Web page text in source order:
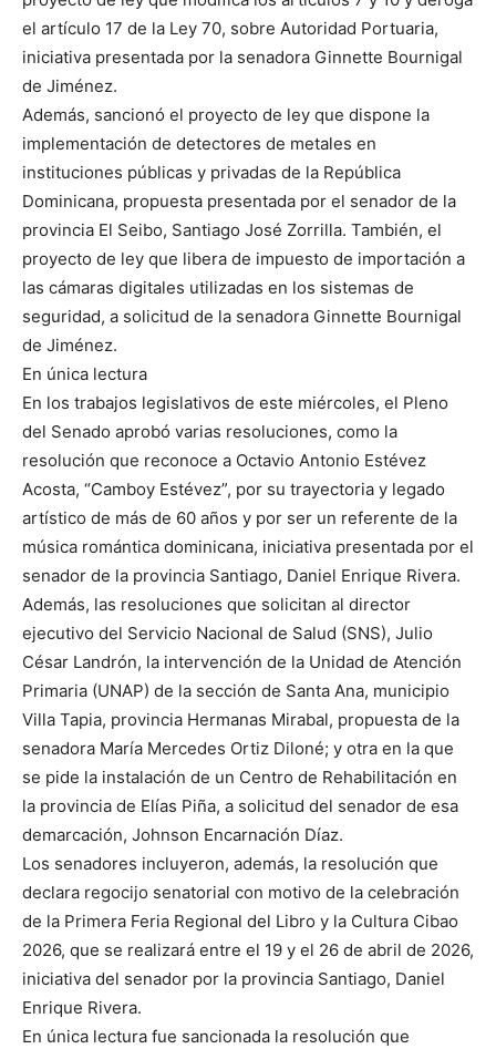
el artículo 17 de la Ley 70, sobre Autoridad Portuaria,
iniciativa presentada por la senadora Ginnette Bournigal
de Jiménez.
Además, sancionó el proyecto de ley que dispone la
implementación de detectores de metales en
instituciones públicas y privadas de la República
Dominicana, propuesta presentada por el senador de la
provincia El Seibo, Santiago José Zorrilla. También, el
proyecto de ley que libera de impuesto de importación a
las cámaras digitales utilizadas en los sistemas de
seguridad, a solicitud de la senadora Ginnette Bournigal
de Jiménez.
En única lectura
En los trabajos legislativos de este miércoles, el Pleno
del Senado aprobó varias resoluciones, como la
resolución que reconoce a Octavio Antonio Estévez
Acosta, “Camboy Estévez”, por su trayectoria y legado
artístico de más de 60 años y por ser un referente de la
música romántica dominicana, iniciativa presentada por el
senador de la provincia Santiago, Daniel Enrique Rivera.
Además, las resoluciones que solicitan al director
ejecutivo del Servicio Nacional de Salud (SNS), Julio
César Landrón, la intervención de la Unidad de Atención
Primaria (UNAP) de la sección de Santa Ana, municipio
Villa Tapia, provincia Hermanas Mirabal, propuesta de la
senadora María Mercedes Ortiz Diloné; y otra en la que
se pide la instalación de un Centro de Rehabilitación en
la provincia de Elías Piña, a solicitud del senador de esa
demarcación, Johnson Encarnación Díaz.
Los senadores incluyeron, además, la resolución que
declara regocijo senatorial con motivo de la celebración
de la Primera Feria Regional del Libro y la Cultura Cibao
2026, que se realizará entre el 19 y el 26 de abril de 2026,
iniciativa del senador por la provincia Santiago, Daniel
Enrique Rivera.
En única lectura fue sancionada la resolución que